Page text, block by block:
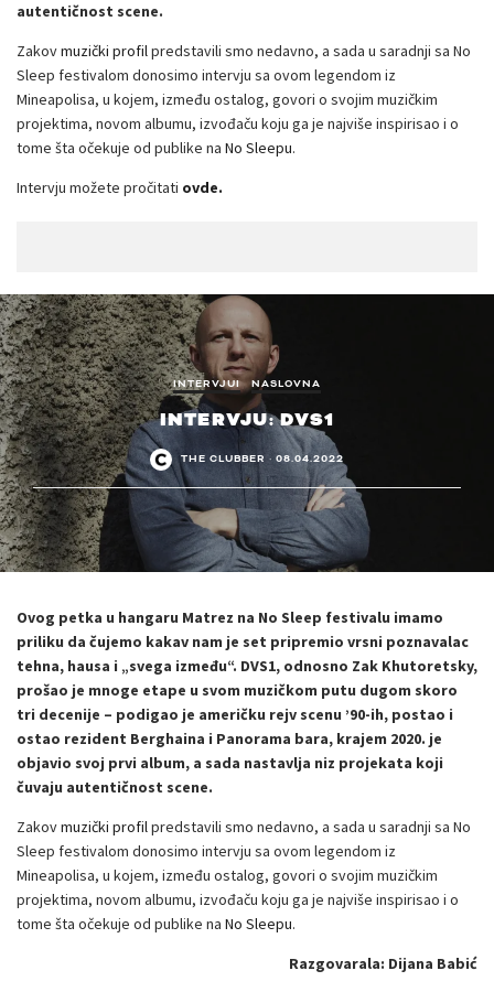
autentičnost scene.
Zakovmuzički profilpredstavili smo nedavno, a sada u saradnji sa No
Sleep festivalom donosimo intervju sa ovom legendom iz
Mineapolisa, u kojem, između ostalog, govori o svojim muzičkim
projektima, novom albumu, izvođaču koju ga je najviše inspirisao i o
tome šta očekuje od publike na No Sleepu.
Intervju možete pročitati ovde.
INTERVJUI NASLOVNA
INTERVJU: DVS1
THE CLUBBER · 08.04.2022
Ovog petka u hangaru Matrez na No Sleep festivalu imamo
priliku da čujemo kakav nam je set pripremio vrsni poznavalac
tehna, hausa i „svega između“. DVS1, odnosno Zak Khutoretsky,
prošao je mnoge etape u svom muzičkom putu dugom skoro
tri decenije – podigao je američku rejv scenu ’90-ih, postao i
ostao rezident Berghaina i Panorama bara, krajem 2020. je
objavio svoj prvi album, a sada nastavlja niz projekata koji
čuvaju autentičnost scene.
Zakovmuzički profilpredstavili smo nedavno, a sada u saradnji sa No
Sleep festivalom donosimo intervju sa ovom legendom iz
Mineapolisa, u kojem, između ostalog, govori o svojim muzičkim
projektima, novom albumu, izvođaču koju ga je najviše inspirisao i o
tome šta očekuje od publike na No Sleepu.
Razgovarala: Dijana Babić